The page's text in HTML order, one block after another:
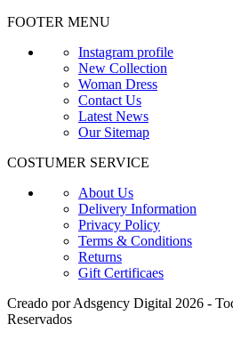
FOOTER MENU
Instagram profile
New Collection
Woman Dress
Contact Us
Latest News
Our Sitemap
COSTUMER SERVICE
About Us
Delivery Information
Privacy Policy
Terms & Conditions
Returns
Gift Certificaes
Creado por Adsgency Digital 2026 -
Reservados